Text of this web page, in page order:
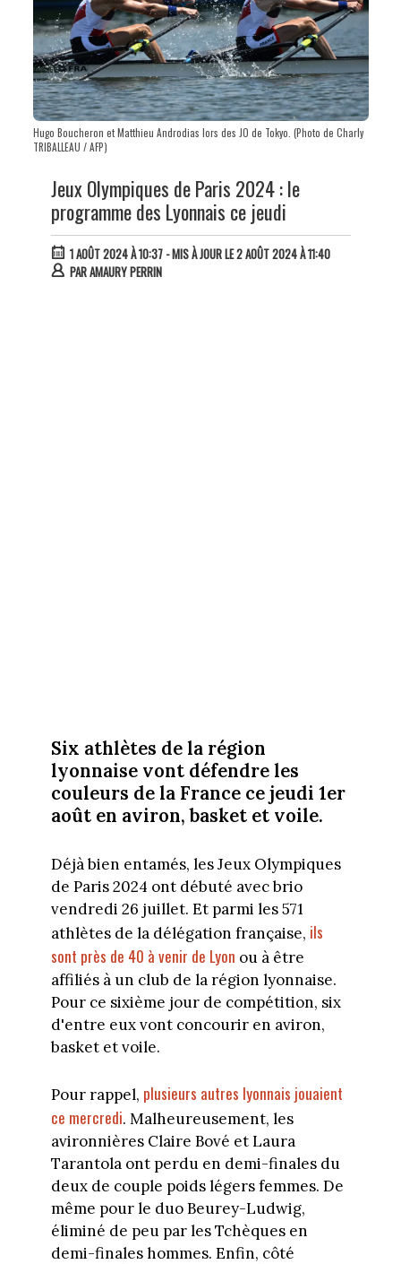
Hugo Boucheron et Matthieu Androdias lors des JO de Tokyo. (Photo de Charly
TRIBALLEAU / AFP)
Jeux Olympiques de Paris 2024 : le
programme des Lyonnais ce jeudi
1 AOÛT 2024 À 10:37- MIS À JOUR LE 2 AOÛT 2024 À 11:40
PARAMAURY PERRIN
Six athlètes de la région
lyonnaise vont défendre les
couleurs de la France ce jeudi 1er
août en aviron, basket et voile.
Déjà bien entamés, les Jeux Olympiques
de Paris 2024 ont débuté avec brio
vendredi 26 juillet. Et parmi les 571
athlètes de la délégation française, ils
sont près de 40 à venir de Lyon ou à être
affiliés à un club de la région lyonnaise.
Pour ce sixième jour de compétition, six
d'entre eux vont concourir en aviron,
basket et voile.
Pour rappel, plusieurs autres lyonnais jouaient
ce mercredi. Malheureusement, les
avironnières Claire Bové et Laura
Tarantola ont perdu en demi-finales du
deux de couple poids légers femmes. De
même pour le duo Beurey-Ludwig,
éliminé de peu par les Tchèques en
demi-finales hommes. Enfin, côté